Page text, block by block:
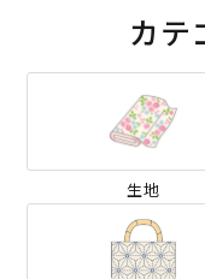
カテ
生地